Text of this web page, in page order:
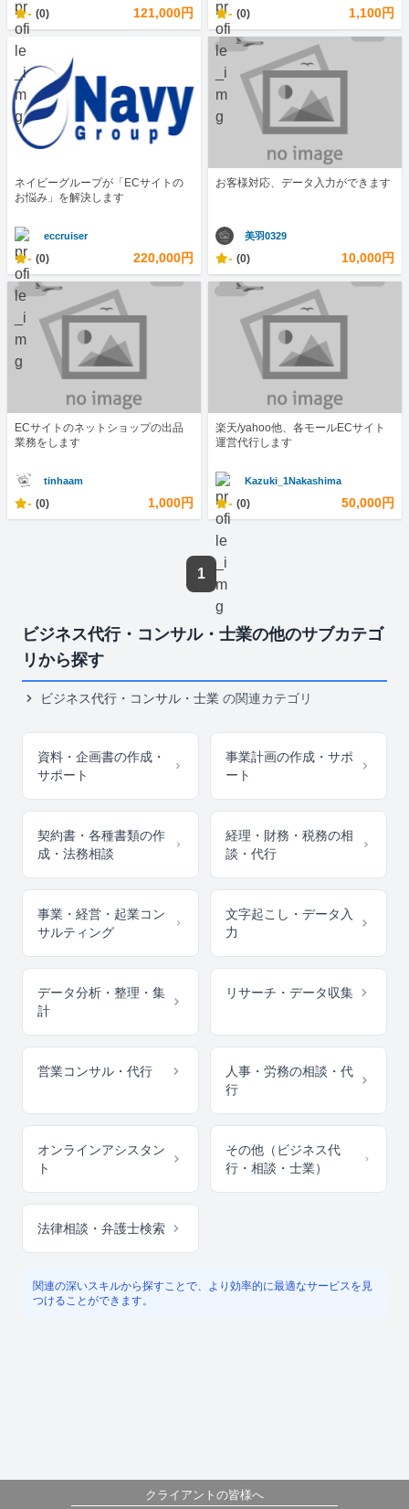
- (0) 121,000円 - (0) 1,100円
ネイビーグループが「ECサイトの
お悩み」を解決します
eccruiser
- (0) 220,000円
お客様対応、データ入力ができます
美羽0329
- (0) 10,000円
ECサイトのネットショップの出品
業務をします
tinhaam
- (0) 1,000円
楽天/yahoo他、各モールECサイト
運営代行します
Kazuki_1Nakashima
- (0) 50,000円
1
ビジネス代行・コンサル・士業の他のサブカテゴ
リから探す
ビジネス代行・コンサル・士業 の関連カテゴリ
資料・企画書の作成・
サポート
事業計画の作成・サポ
ート
契約書・各種書類の作
成・法務相談
経理・財務・税務の相
談・代行
事業・経営・起業コン
サルティング
文字起こし・データ入
力
データ分析・整理・集
計
リサーチ・データ収集
営業コンサル・代行
人事・労務の相談・代
行
オンラインアシスタン
ト
その他（ビジネス代
行・相談・士業）
法律相談・弁護士検索
関連の深いスキルから探すことで、より効率的に最適なサービスを見
つけることができます。
クライアントの皆様へ